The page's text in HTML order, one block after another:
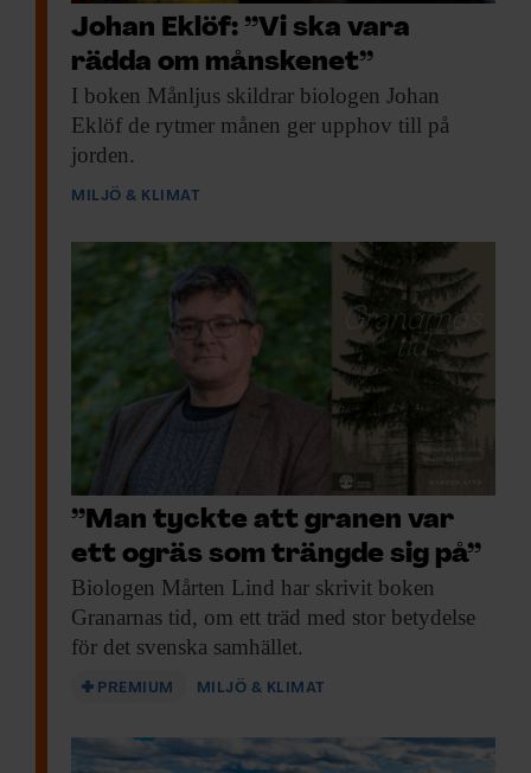
Johan Eklöf: ”Vi ska vara
rädda om månskenet”
I boken Månljus skildrar biologen Johan
Eklöf de rytmer månen ger upphov till på
jorden.
MILJÖ & KLIMAT
”Man tyckte att granen var
ett ogräs som trängde sig på”
Biologen Mårten Lind har skrivit boken
Granarnas tid, om ett träd med stor betydelse
för det svenska samhället.
PREMIUM MILJÖ & KLIMAT